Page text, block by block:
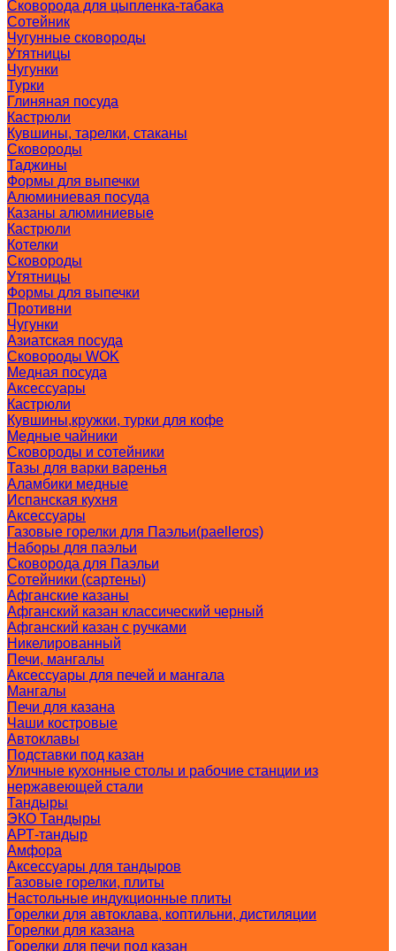
Сковорода для цыпленка-табака
Сотейник
Чугунные сковороды
Утятницы
Чугунки
Турки
Глиняная посуда
Кастрюли
Кувшины, тарелки, стаканы
Сковороды
Таджины
Формы для выпечки
Алюминиевая посуда
Казаны алюминиевые
Кастрюли
Котелки
Сковороды
Утятницы
Формы для выпечки
Противни
Чугунки
Азиатская посуда
Сковороды WOK
Медная посуда
Аксессуары
Кастрюли
Кувшины,кружки, турки для кофе
Медные чайники
Сковороды и сотейники
Тазы для варки варенья
Аламбики медные
Испанская кухня
Аксессуары
Газовые горелки для Паэльи(paelleros)
Наборы для паэльи
Сковорода для Паэльи
Сотейники (сартены)
Афганские казаны
Афганский казан классический черный
Афганский казан с ручками
Никелированный
Печи, мангалы
Аксессуары для печей и мангала
Мангалы
Печи для казана
Чаши костровые
Автоклавы
Подставки под казан
Уличные кухонные столы и рабочие станции из
нержавеющей стали
Тандыры
ЭКО Тандыры
АРТ-тандыр
Амфора
Аксессуары для тандыров
Газовые горелки, плиты
Настольные индукционные плиты
Горелки для автоклава, коптильни, дистиляции
Горелки для казана
Горелки для печи под казан